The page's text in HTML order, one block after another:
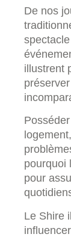
De nos
illustrent
pourquoi
pour
Le Shire